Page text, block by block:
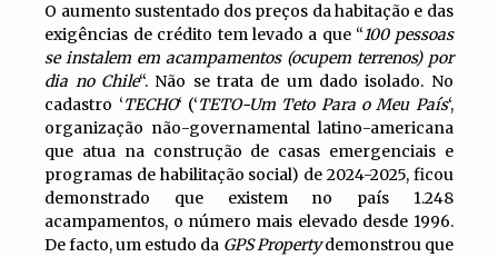
O aumento sustentado dos preços da habitação e das
exigências de crédito tem levado a que “100 pessoas
se instalem em acampamentos (ocupem terrenos) por
dia no Chile“. Não se trata de um dado isolado. No
cadastro ‘TECHO‘ (‘TETO-Um Teto Para o Meu País‘,
organização não-governamental latino-americana
que atua na construção de casas emergenciais e
programas de habilitação social) de 2024-2025, ficou
demonstrado que existem no país 1.248
acampamentos, o número mais elevado desde 1996.
De facto, um estudo da GPS Propertydemonstrou que